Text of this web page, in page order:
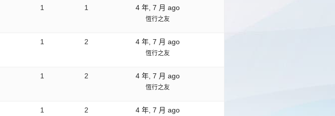
1 1 4 年, 7 月 ago
恆行之友
1 2 4 年, 7 月 ago
恆行之友
1 2 4 年, 7 月 ago
恆行之友
1 2 4 年, 7 月 ago